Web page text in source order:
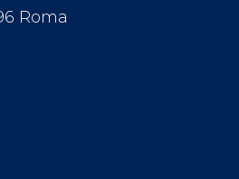
Roma